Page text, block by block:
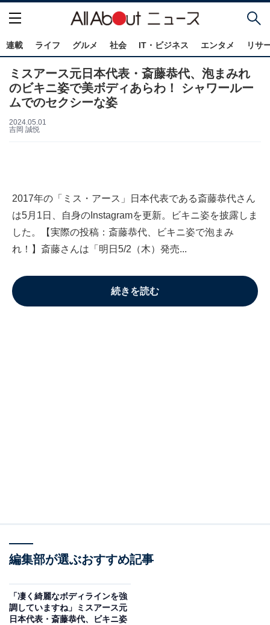
連載 ライフ グルメ 社会 IT・ビジネス エンタメ リサ
ミスアース元日本代表・斎藤恭代、泡まみれ
のビキニ姿で美ボディあらわ！ シャワールー
ムでのセクシーな姿
2024.05.01
吉岡 誠悦
2017年の「ミス・アース」日本代表である斎藤恭代さん
は5月1日、自身のInstagramを更新。ビキニ姿を披露しま
した。【実際の投稿：斎藤恭代、ビキニ姿で泡まみ
れ！】斎藤さんは「明日5/2（木）発売...
続きを読む
編集部が選ぶおすすめ記事
「凄く綺麗なボディラインを強
調していますね」ミスアース元
日本代表・斎藤恭代、ビキニ姿